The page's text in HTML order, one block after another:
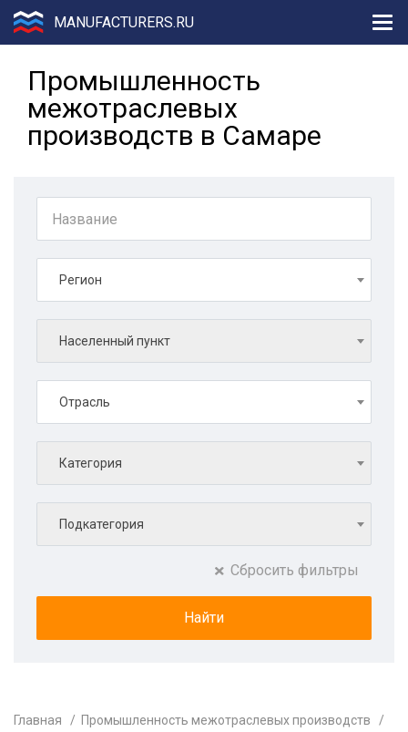
MANUFACTURERS.RU
Промышленность
межотраслевых
производств в Самаре
Регион
Населенный пункт
Отрасль
Категория
Подкатегория
Сбросить фильтры
Главная
Промышленность межотраслевых производств